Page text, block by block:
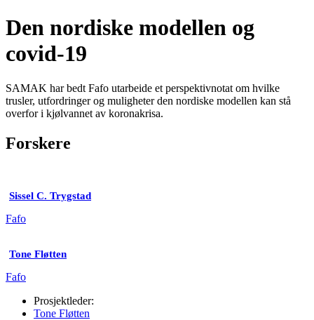
Den nordiske modellen og
covid-19
SAMAK har bedt Fafo utarbeide et perspektivnotat om hvilke
trusler, utfordringer og muligheter den nordiske modellen kan stå
overfor i kjølvannet av koronakrisa.
Forskere
Sissel C. Trygstad
Fafo
Tone Fløtten
Fafo
Prosjektleder:
Tone Fløtten